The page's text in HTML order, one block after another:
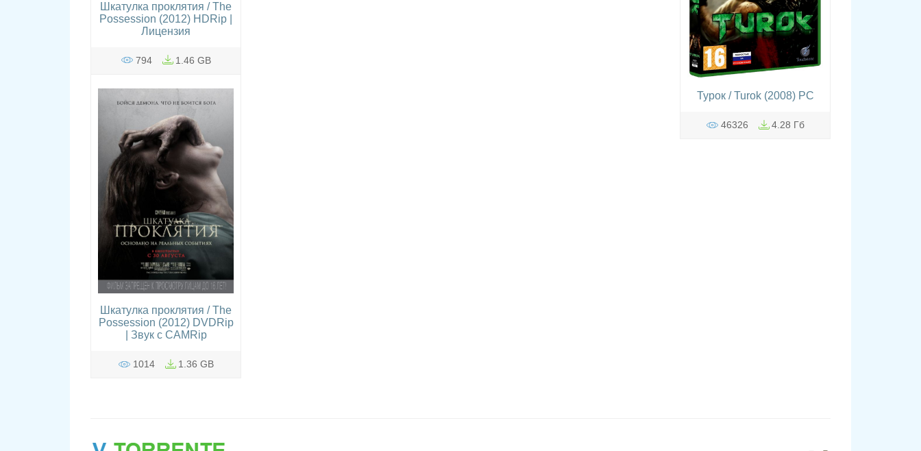
Турок / Turok (2008) PC
46326 4.28 Гб
Шкатулка проклятия / The
Possession (2012) HDRip |
Лицензия
794 1.46 GB
Шкатулка проклятия / The
Possession (2012) DVDRip
| Звук с CAMRip
1014 1.36 GB